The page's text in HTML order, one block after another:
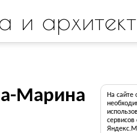
и
Марина
На сайте